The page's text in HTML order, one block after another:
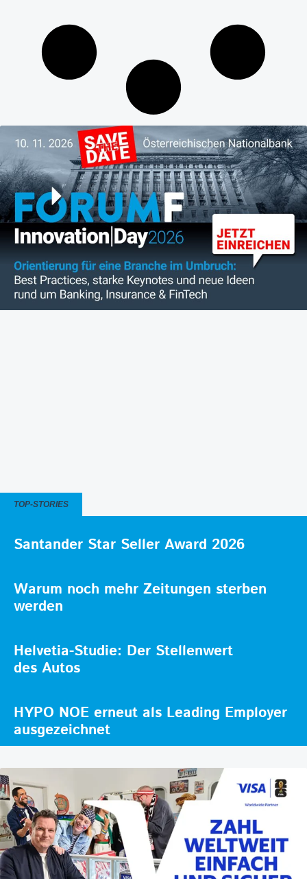
TOP-STORIES
Santander Star Seller Award 2026
Warum noch mehr Zeitungen sterben
werden
Helvetia-Studie: Der Stellenwert
des Autos
HYPO NOE erneut als Leading Employer
ausgezeichnet